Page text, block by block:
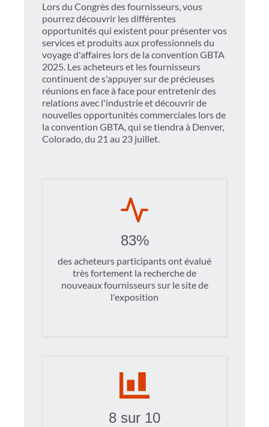
Lors du Congrès des fournisseurs, vous
pourrez découvrir les différentes
opportunités qui existent pour présenter vos
services et produits aux professionnels du
voyage d'affaires lors de la convention GBTA
2025. Les acheteurs et les fournisseurs
continuent de s'appuyer sur de précieuses
réunions en face à face pour entretenir des
relations avec l'industrie et découvrir de
nouvelles opportunités commerciales lors de
la convention GBTA, qui se tiendra à Denver,
Colorado, du 21 au 23 juillet.
83%
des acheteurs participants ont évalué
très fortement la recherche de
nouveaux fournisseurs sur le site de
l'exposition
8 sur 10